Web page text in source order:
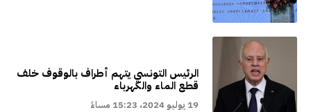
الرئيس التونسي يتهم أطراف بالوقوف خلف
قطع الماء والكهرباء
19 يوليو 2024، 15:23 مساءً